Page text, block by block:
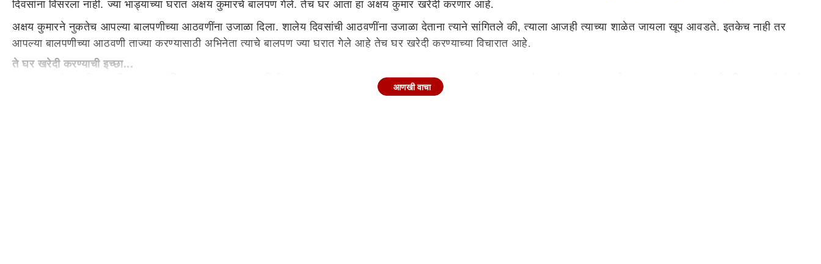
दिवसांना विसरला नाही. ज्या भाड्याच्या घरात अक्षय कुमारचे बालपण गेले. तेच घर आता हा अक्षय कुमार खरेदी करणार आहे.
अक्षय कुमारने नुकतेच आपल्या बालपणीच्या आठवणींना उजाळा दिला. शालेय दिवसांची आठवणींना उजाळा देताना त्याने सांगितले की, त्याला आजही त्याच्या शाळेत जायला खूप आवडते. इतकेच नाही तर
आपल्या बालपणीच्या आठवणी ताज्या करण्यासाठी अभिनेता त्याचे बालपण ज्या घरात गेले आहे तेच घर खरेदी करण्याच्या विचारात आहे.
ते घर खरेदी करण्याची इच्छा...
अक्षय कुमारने नुकतीच रणवीर अल्लाहबादिया याला एक मुलाखत दिली. त्या दरम्यान, अक्षय कुमारला डॉन बॉस्कोच्या शाळेत जाऊन कसे वाटले? यावर उत्तर देताना अक्षय कुमारने म्हटले की, या मागचे नेमकं
कारण मला माहित नाही पण तिथे जाऊन बरे वाटते. मलाही माझ्या जुन्या घराला भेट द्यायला आवडते. माझ्या लहानपणी आम्ही भाड्याच्या घरात राहत होतो ज्याचे भाडे 500 रुपये होते.
आणखी वाचा